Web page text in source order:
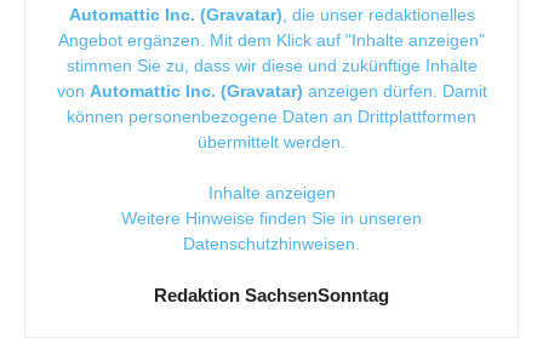
Automattic Inc. (Gravatar) , die unser redaktionelles
Angebot ergänzen. Mit dem Klick auf "Inhalte anzeigen"
stimmen Sie zu, dass wir diese und zukünftige Inhalte
von Automattic Inc. (Gravatar) anzeigen dürfen. Damit
können personenbezogene Daten an Drittplattformen
übermittelt werden.
Inhalte anzeigen
Weitere Hinweise finden Sie in unseren
Datenschutzhinweisen
Redaktion SachsenSonntag